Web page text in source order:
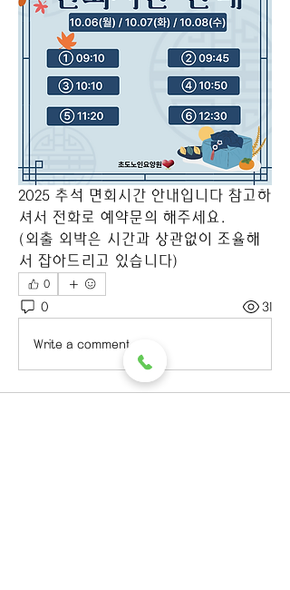
2025 추석 면회시간 안내입니다 참고하
셔서 전화로 예약문의 해주세요.
(외출 외박은 시간과 상관없이 조율해
서 잡아드리고 있습니다)
0
0 31
Write a comment...